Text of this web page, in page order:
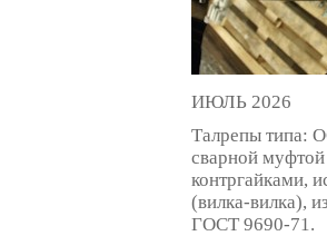
ИЮЛЬ 2026
Талрепы типа:
сварной муфтой
контргайками,
(вилка-вилка),
ГОСТ 9690-71.